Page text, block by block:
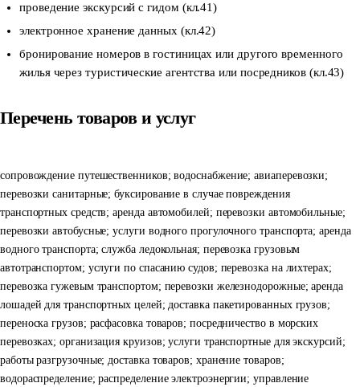
проведение экскурсий с гидом (кл.41)
электронное хранение данных (кл.42)
бронирование номеров в гостиницах или другого временного
жилья через туристические агентства или посредников (кл.43)
Перечень товаров и услуг
сопровождение путешественников; водоснабжение; авиаперевозки;
перевозки санитарные; буксирование в случае повреждения
транспортных средств; аренда автомобилей; перевозки автомобильные;
перевозки автобусные; услуги водного прогулочного транспорта; аренда
водного транспорта; служба ледокольная; перевозка грузовым
автотранспортом; услуги по спасанию судов; перевозка на лихтерах;
перевозка гужевым транспортом; перевозки железнодорожные; аренда
лошадей для транспортных целей; доставка пакетированных грузов;
переноска грузов; расфасовка товаров; посредничество в морских
перевозках; организация круизов; услуги транспортные для экскурсий;
работы разгрузочные; доставка товаров; хранение товаров;
водораспределение; распределение электроэнергии; управление